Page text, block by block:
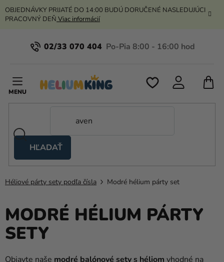
Prejsť
na
OBJEDNÁVKY PRIJATÉ DO 14:00 BUDÚ DORUČENÉ NASLEDUJÚCI
PRACOVNÝ DEŇ Viac informácií
02/33 070 404
HĽADAŤ
stany
Kanekalon
Hélium
a
balóny
Héliové párty sety podľa čísla Modré hélium párty set
MODRÉ HÉLIUM PÁRTY
SETY
Objavte naše modré balónové sety s héliom vhodné na